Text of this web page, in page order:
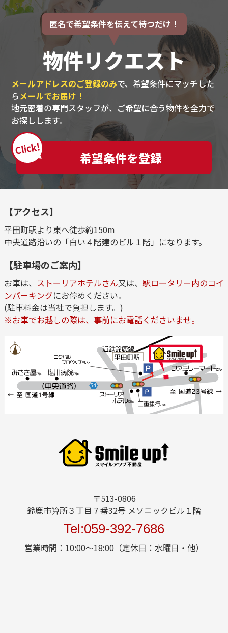
匿名で希望条件を伝えて待つだけ！
物件リクエスト
メールアドレスのご登録のみで、希望条件にマッチした
らメールでお届け！
地元密着の専門スタッフが、ご希望に合う物件を全力で
お探しします。
Click!
希望条件を登録
【アクセス】
平田町駅より東へ徒歩約150m
中央道路沿いの「白い４階建のビル１階」になります。
【駐車場のご案内】
お車は、 ストーリアホテルさん又は、 駅ロータリー内のコイ
ンパーキングにお停めください。
(駐車料金は当社で負担します。)
※お車でお越しの際は、事前にお電話くださいませ。
〒513-0806
鈴鹿市算所３丁目７番32号 メソニックビル１階
Tel:059-392-7686
営業時間：10:00～18:00（定休日：水曜日・他）